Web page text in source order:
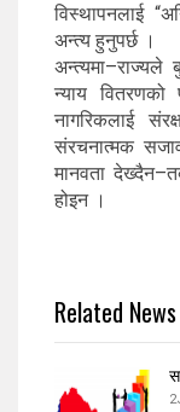
विस्थापनलाई
अन्त्य हुनुपर्छ ।
अन्त्यमा–राज्यले
न्याय
नागरिकलाई
संरचनात्मक
मानवता
होइन ।
Related News